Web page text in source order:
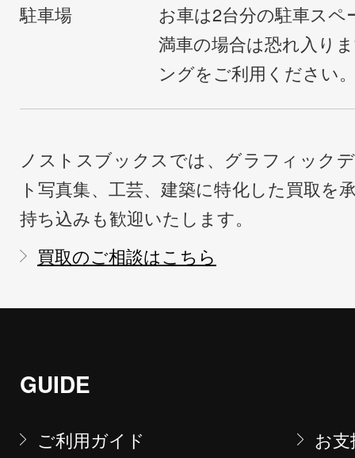
駐車場
お車は2台分の駐車ス
満車の場合は恐れ入り
ングをご利用ください
ノストスブックスでは、グラフィック
ト写真集、工芸、建築に特化した買取を
持ち込みも歓迎いたします。
買取のご相談はこちら
GUIDE
ご利用ガイド お